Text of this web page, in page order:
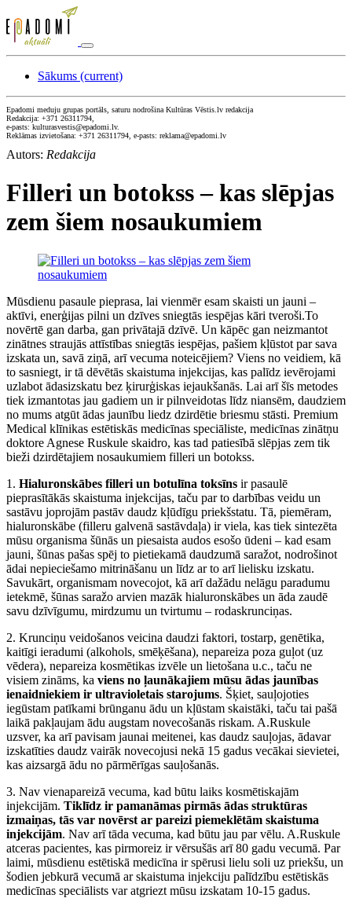
Sākums (current)
Epadomi meduju grupas portāls, saturu nodrošina Kultūras Vēstis.lv redakcija
Redakcija: +371 26311794,
e-pasts: kulturasvestis@epadomi.lv.
Reklāmas izvietošana: +371 26311794, e-pasts: reklama@epadomi.lv
Autors: Redakcija
Filleri un botokss – kas slēpjas
zem šiem nosaukumiem
Mūsdienu pasaule pieprasa, lai vienmēr esam skaisti un jauni –
aktīvi, enerģijas pilni un dzīves sniegtās iespējas kāri tveroši.To
novērtē gan darba, gan privātajā dzīvē. Un kāpēc gan neizmantot
zinātnes straujās attīstības sniegtās iespējas, pašiem kļūstot par sava
izskata un, savā ziņā, arī vecuma noteicējiem? Viens no veidiem, kā
to sasniegt, ir tā dēvētās skaistuma injekcijas, kas palīdz ievērojami
uzlabot ādasizskatu bez ķirurģiskas iejaukšanās. Lai arī šīs metodes
tiek izmantotas jau gadiem un ir pilnveidotas līdz niansēm, daudziem
no mums atgūt ādas jaunību liedz dzirdētie briesmu stāsti. Premium
Medical klīnikas estētiskās medicīnas speciāliste, medicīnas zinātņu
doktore Agnese Ruskule skaidro, kas tad patiesībā slēpjas zem tik
bieži dzirdētajiem nosaukumiem filleri un botokss.
1. Hialuronskābes filleri un botulīna toksīns ir pasaulē
pieprasītākās skaistuma injekcijas, taču par to darbības veidu un
sastāvu joprojām pastāv daudz kļūdīgu priekšstatu. Tā, piemēram,
hialuronskābe (filleru galvenā sastāvdaļa) ir viela, kas tiek sintezēta
mūsu organisma šūnās un piesaista audos esošo ūdeni – kad esam
jauni, šūnas pašas spēj to pietiekamā daudzumā saražot, nodrošinot
ādai nepieciešamo mitrināšanu un līdz ar to arī lielisku izskatu.
Savukārt, organismam novecojot, kā arī dažādu nelāgu paradumu
ietekmē, šūnas saražo arvien mazāk hialuronskābes un āda zaudē
savu dzīvīgumu, mirdzumu un tvirtumu – rodaskrunciņas.
2. Krunciņu veidošanos veicina daudzi faktori, tostarp, genētika,
kaitīgi ieradumi (alkohols, smēķēšana), nepareiza poza guļot (uz
vēdera), nepareiza kosmētikas izvēle un lietošana u.c., taču ne
visiem zināms, ka viens no ļaunākajiem mūsu ādas jaunības
ienaidniekiem ir ultravioletais starojums. Šķiet, sauļojoties
iegūstam patīkami brūnganu ādu un kļūstam skaistāki, taču tai pašā
laikā pakļaujam ādu augstam novecošanās riskam. A.Ruskule
uzsver, ka arī pavisam jaunai meitenei, kas daudz sauļojas, ādavar
izskatīties daudz vairāk novecojusi nekā 15 gadus vecākai sievietei,
kas aizsargā ādu no pārmērīgas sauļošanās.
3. Nav vienapareizā vecuma, kad būtu laiks kosmētiskajām
injekcijām. Tiklīdz ir pamanāmas pirmās ādas struktūras
izmaiņas, tās var novērst ar pareizi piemeklētām skaistuma
injekcijām. Nav arī tāda vecuma, kad būtu jau par vēlu. A.Ruskule
atceras pacientes, kas pirmoreiz ir vērsušās arī 80 gadu vecumā. Par
laimi, mūsdienu estētiskā medicīna ir spērusi lielu soli uz priekšu, un
šodien jebkurā vecumā ar skaistuma injekciju palīdzību estētiskās
medicīnas speciālists var atgriezt mūsu izskatam 10-15 gadus.